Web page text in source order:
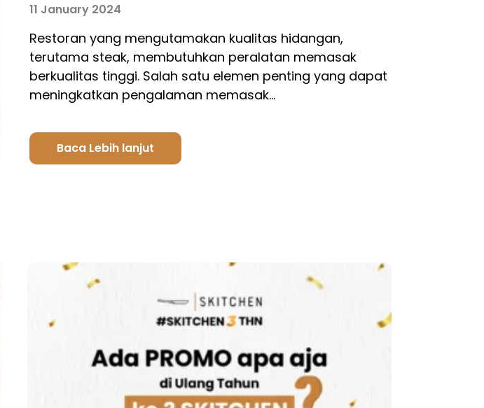
11 January 2024
Restoran yang mengutamakan kualitas hidangan,
terutama steak, membutuhkan peralatan memasak
berkualitas tinggi. Salah satu elemen penting yang dapat
meningkatkan pengalaman memasak…
Baca Lebih lanjut